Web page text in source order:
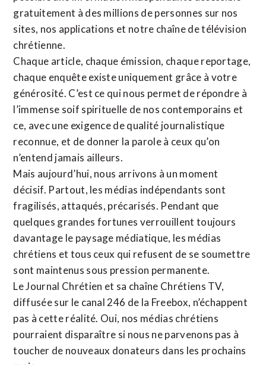
gratuitement à des millions de personnes sur nos
sites, nos applications et notre chaîne de télévision
chrétienne.
Chaque article, chaque émission, chaque reportage,
chaque enquête existe uniquement grâce à votre
générosité. C’est ce qui nous permet de répondre à
l’immense soif spirituelle de nos contemporains et
ce, avec une exigence de qualité journalistique
reconnue, et de donner la parole à ceux qu’on
n’entend jamais ailleurs.
Mais aujourd’hui, nous arrivons à un moment
décisif. Partout, les médias indépendants sont
fragilisés, attaqués, précarisés. Pendant que
quelques grandes fortunes verrouillent toujours
davantage le paysage médiatique, les médias
chrétiens et tous ceux qui refusent de se soumettre
sont maintenus sous pression permanente.
Le Journal Chrétien et sa chaîne Chrétiens TV,
diffusée sur le canal 246 de la Freebox, n’échappent
pas à cette réalité. Oui, nos médias chrétiens
pourraient disparaître si nous ne parvenons pas à
toucher de nouveaux donateurs dans les prochains